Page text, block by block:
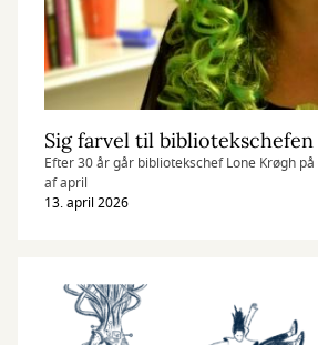
Sig farvel til bibliotekschefen
Efter 30 år går bibliotekschef Lone Krøgh
af april
13. april 2026